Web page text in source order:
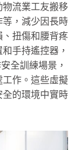
流業工友搬移
，減少因長時
扭傷和腰背疼
手持遙控器，
全訓練場景，
作。這些虛擬
的環境中實時